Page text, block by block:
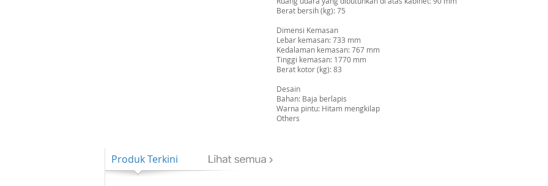
Berat bersih (kg): 75
Dimensi Kemasan
Lebar kemasan: 733 mm
Kedalaman kemasan: 767 mm
Tinggi kemasan: 1770 mm
Berat kotor (kg): 83
Desain
Bahan: Baja berlapis
Warna pintu: Hitam mengkilap
Others
Produk Terkini